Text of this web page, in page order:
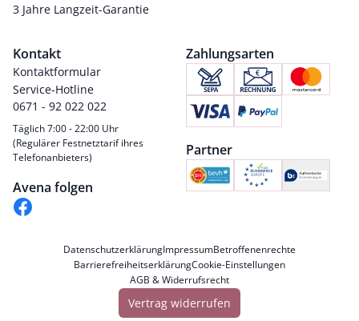
3 Jahre Langzeit-Garantie
Kontakt
Kontaktformular
Service-Hotline
0671 - 92 022 022
Täglich 7:00 - 22:00 Uhr
(Regulärer Festnetztarif ihres
Telefonanbieters)
Avena folgen
Zahlungsarten
Partner
DatenschutzerklärungImpressumBetroffenenrechte
BarrierefreiheitserklärungCookie-Einstellungen
AGB & Widerrufsrecht
Vertrag widerrufen